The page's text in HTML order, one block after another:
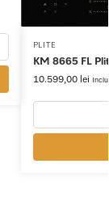
PLITE
KM 8665 FL
10.599,00 lei